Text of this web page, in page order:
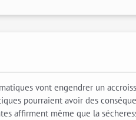
vont engendrer un
pourraient avoir des
affirment même que la